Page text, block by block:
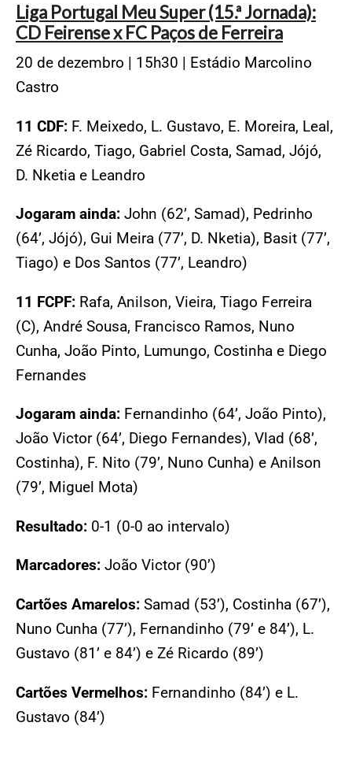
Liga Portugal Meu Super (15.ª Jornada):
CD Feirense x FC Paços de Ferreira
20 de dezembro | 15h30 | Estádio Marcolino
Castro
11 CDF: F. Meixedo, L. Gustavo, E. Moreira, Leal,
Zé Ricardo, Tiago, Gabriel Costa, Samad, Jójó,
D. Nketia e Leandro
Jogaram ainda: John (62’, Samad), Pedrinho
(64’, Jójó), Gui Meira (77’, D. Nketia), Basit (77’,
Tiago) e Dos Santos (77’, Leandro)
11 FCPF: Rafa, Anilson, Vieira, Tiago Ferreira
(C), André Sousa, Francisco Ramos, Nuno
Cunha, João Pinto, Lumungo, Costinha e Diego
Fernandes
Jogaram ainda: Fernandinho (64’, João Pinto),
João Victor (64’, Diego Fernandes), Vlad (68’,
Costinha), F. Nito (79’, Nuno Cunha) e Anilson
(79’, Miguel Mota)
Resultado: 0-1 (0-0 ao intervalo)
Marcadores: João Victor (90’)
Cartões Amarelos: Samad (53’), Costinha (67’),
Nuno Cunha (77’), Fernandinho (79’ e 84’), L.
Gustavo (81’ e 84’) e Zé Ricardo (89’)
Cartões Vermelhos: Fernandinho (84’) e L.
Gustavo (84’)